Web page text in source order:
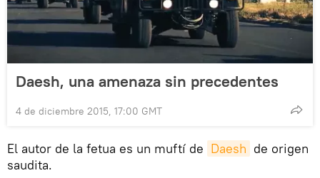
Daesh, una amenaza sin precedentes
4 de diciembre 2015, 17:00 GMT
El autor de la fetua es un muftí de Daesh de origen
saudita.